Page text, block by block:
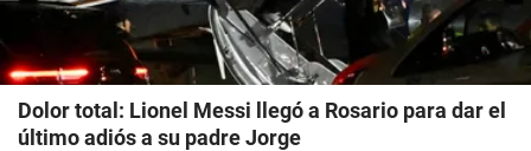
Dolor total: Lionel Messi llegó a Rosario para dar el
último adiós a su padre Jorge